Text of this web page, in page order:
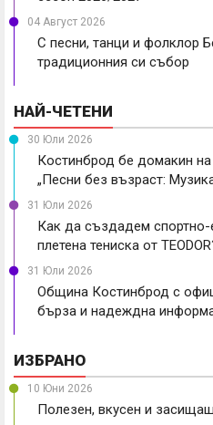
04 Август 2026
С песни, танци и фолклор
традиционния си събор
НАЙ-ЧЕТЕНИ
30 Юли 2026
Костинброд бе домакин
„Песни без възраст:
31 Юли 2026
Как да създадем спортно-
плетена тениска от
31 Юли 2026
Община Костинброд с
бърза и надеждна
ИЗБРАНО
10 Юни 2026
Полезен, вкусен и